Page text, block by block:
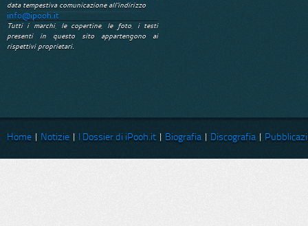
data tempestiva comunicazione all'indirizzo
info@ipooh.it
Tutti i marchi, le copertine, le foto, i testi
presenti in questo sito appartengono ai
rispettivi proprietari.
Home Notizie I Dossier di iPooh.it Biografia Discografia